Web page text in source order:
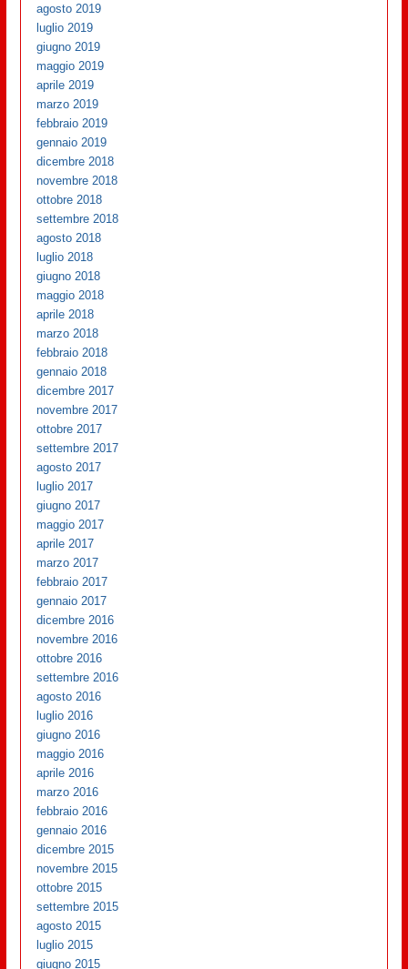
agosto 2019
luglio 2019
giugno 2019
maggio 2019
aprile 2019
marzo 2019
febbraio 2019
gennaio 2019
dicembre 2018
novembre 2018
ottobre 2018
settembre 2018
agosto 2018
luglio 2018
giugno 2018
maggio 2018
aprile 2018
marzo 2018
febbraio 2018
gennaio 2018
dicembre 2017
novembre 2017
ottobre 2017
settembre 2017
agosto 2017
luglio 2017
giugno 2017
maggio 2017
aprile 2017
marzo 2017
febbraio 2017
gennaio 2017
dicembre 2016
novembre 2016
ottobre 2016
settembre 2016
agosto 2016
luglio 2016
giugno 2016
maggio 2016
aprile 2016
marzo 2016
febbraio 2016
gennaio 2016
dicembre 2015
novembre 2015
ottobre 2015
settembre 2015
agosto 2015
luglio 2015
giugno 2015